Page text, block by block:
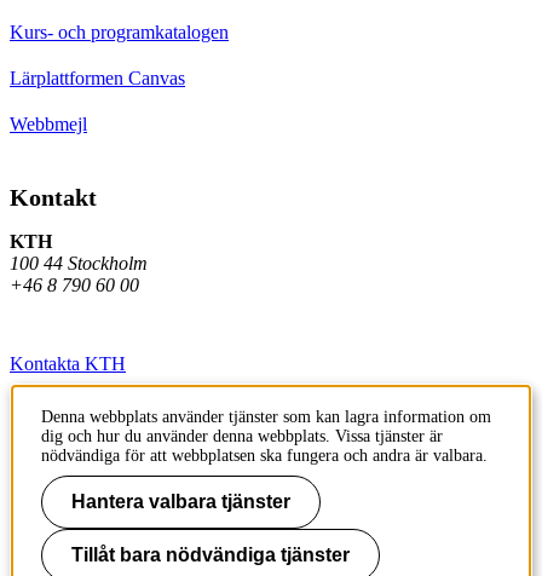
Kurs- och programkatalogen
Lärplattformen Canvas
Webbmejl
Kontakt
KTH
100 44 Stockholm
+46 8 790 60 00
Kontakta KTH
Jobba på KTH
Press och media
Faktura och betalning KTH
Om KTH:s webbplatser
Denna webbplats använder tjänster som kan lagra information om
dig och hur du använder denna webbplats. Vissa tjänster är
nödvändiga för att webbplatsen ska fungera och andra är valbara.
Hantera valbara tjänster
Tillåt bara nödvändiga tjänster